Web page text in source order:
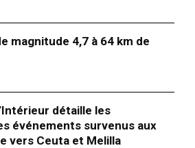
magnitude 4,7 à 64 km de
détaille les
événements survenus aux
vers Ceuta et Melilla